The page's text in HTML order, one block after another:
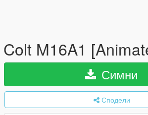
Colt M16A1
Симни
Сподели